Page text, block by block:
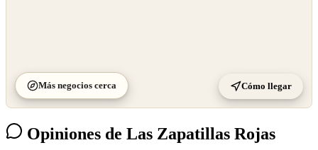
Más negocios cerca Cómo llegar
Opiniones de Las Zapatillas Rojas